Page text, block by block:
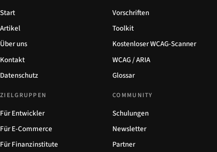
Start
Artikel
Über uns
Kontakt
Datenschutz
Vorschriften
Toolkit
Kostenloser WCAG-Scanner
WCAG / ARIA
Glossar
ZIELGRUPPEN
Für Entwickler
Für E-Commerce
Für Finanzinstitute
COMMUNITY
Schulungen
Newsletter
Partner